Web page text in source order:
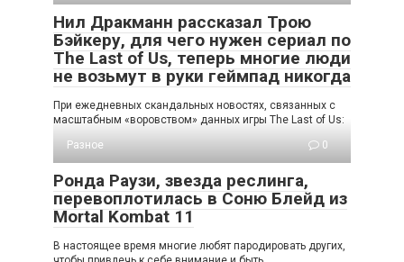
Нил Дракманн рассказал Трою
Бэйкеру, для чего нужен сериал по
The Last of Us, теперь многие люди
не возьмут в руки геймпад никогда
При ежедневных скандальных новостях, связанных с
масштабным «воровством» данных игры The Last of Us:
Разное
0
Ронда Раузи, звезда реслинга,
перевоплотилась в Соню Блейд из
Mortal Kombat 11
В настоящее время многие любят пародировать других,